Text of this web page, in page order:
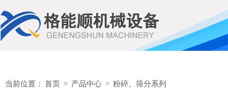
当前位置： 首页 > 产品中心 > 粉碎、筛分系列